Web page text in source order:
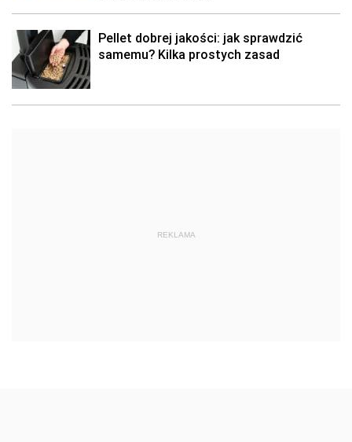
Pellet dobrej jakości: jak sprawdzić
samemu? Kilka prostych zasad
REKLAMA